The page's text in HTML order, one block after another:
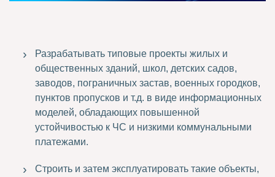
Разрабатывать типовые проекты жилых и
общественных зданий, школ, детских садов,
заводов, пограничных застав, военных городков,
пунктов пропусков и т.д. в виде информационных
моделей, обладающих повышенной
устойчивостью к ЧС и низкими коммунальными
платежами.
Строить и затем эксплуатировать такие объекты,